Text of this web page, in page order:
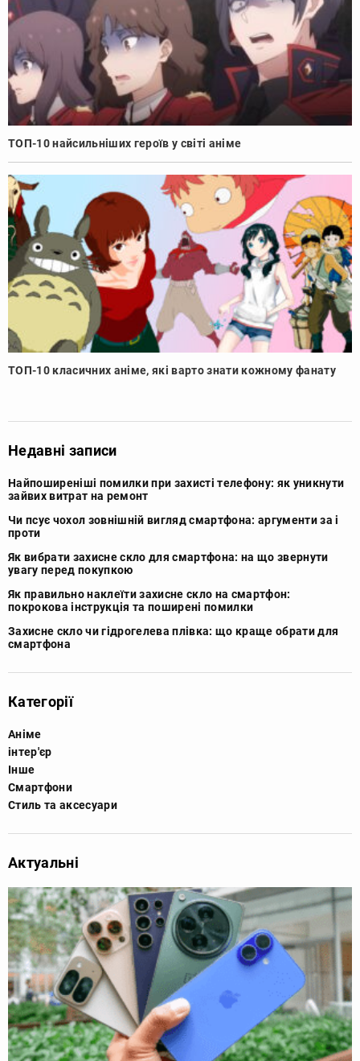
ТОП-10 найсильніших героїв у світі аніме
ТОП-10 класичних аніме, які варто знати кожному фанату
Недавні записи
Найпоширеніші помилки при захисті телефону: як уникнути
зайвих витрат на ремонт
Чи псує чохол зовнішній вигляд смартфона: аргументи за і
проти
Як вибрати захисне скло для смартфона: на що звернути
увагу перед покупкою
Як правильно наклеїти захисне скло на смартфон:
покрокова інструкція та поширені помилки
Захисне скло чи гідрогелева плівка: що краще обрати для
смартфона
Категорії
Аніме
інтер'єр
Інше
Смартфони
Стиль та аксесуари
Актуальні